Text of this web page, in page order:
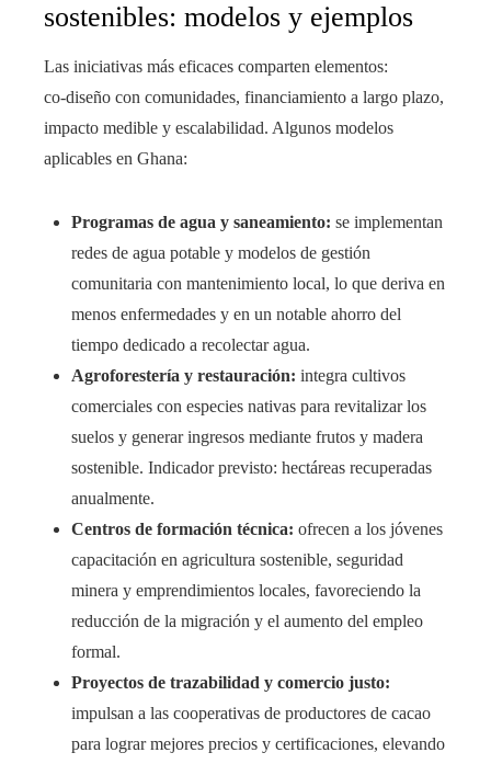
sostenibles: modelos y ejemplos
Las iniciativas más eficaces comparten elemen­tos:
co‑diseño con comunidades, financiamiento a largo plazo,
impacto medible y escalabilidad. Algunos modelos
aplicables en Ghana:
Programas de agua y saneamiento: se implementan
redes de agua potable y modelos de gestión
comunitaria con mantenimiento local, lo que deriva en
menos enfermedades y en un notable ahorro del
tiempo dedicado a recolectar agua.
Agroforestería y restauración: integra cultivos
comerciales con especies nativas para revitalizar los
suelos y generar ingresos mediante frutos y madera
sostenible. Indicador previsto: hectáreas recuperadas
anualmente.
Centros de formación técnica: ofrecen a los jóvenes
capacitación en agricultura sostenible, seguridad
minera y emprendimientos locales, favoreciendo la
reducción de la migración y el aumento del empleo
formal.
Proyectos de trazabilidad y comercio justo:
impulsan a las cooperativas de productores de cacao
para lograr mejores precios y certificaciones, elevando